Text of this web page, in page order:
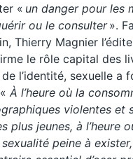
« un danger pour les
ou le consulter».
Thierry Magnier
le rôle capital des
l’identité, sexuelle a
À l’heure où la
violentes et
plus jeunes, à l’heure
sexualité peine à